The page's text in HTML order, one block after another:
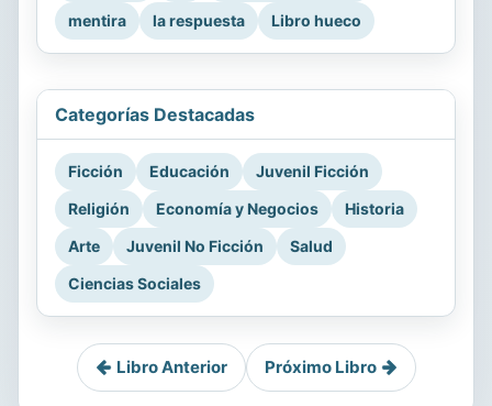
mentira
la respuesta Libro hueco
Categorías Destacadas
Ficción Educación
Juvenil Ficción
Religión
Economía y Negocios
Historia
Arte
Juvenil No Ficción
Salud
Ciencias Sociales
Libro Anterior Próximo Libro